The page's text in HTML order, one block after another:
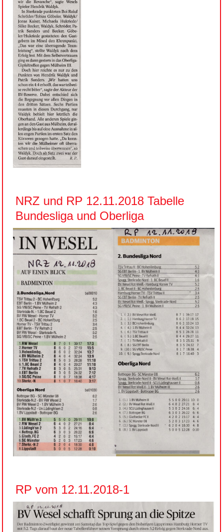
NRZ und RP 12.11.2018 Tabelle
Bundesliga und Oberliga
RP vom 12.11.2018-1